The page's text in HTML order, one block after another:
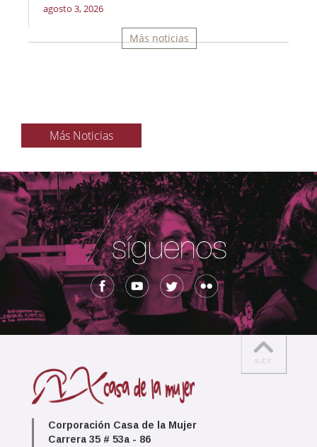
agosto 3, 2026
Más noticias
Más Noticias
Corporación Casa de la Mujer
Carrera 35 # 53a - 86